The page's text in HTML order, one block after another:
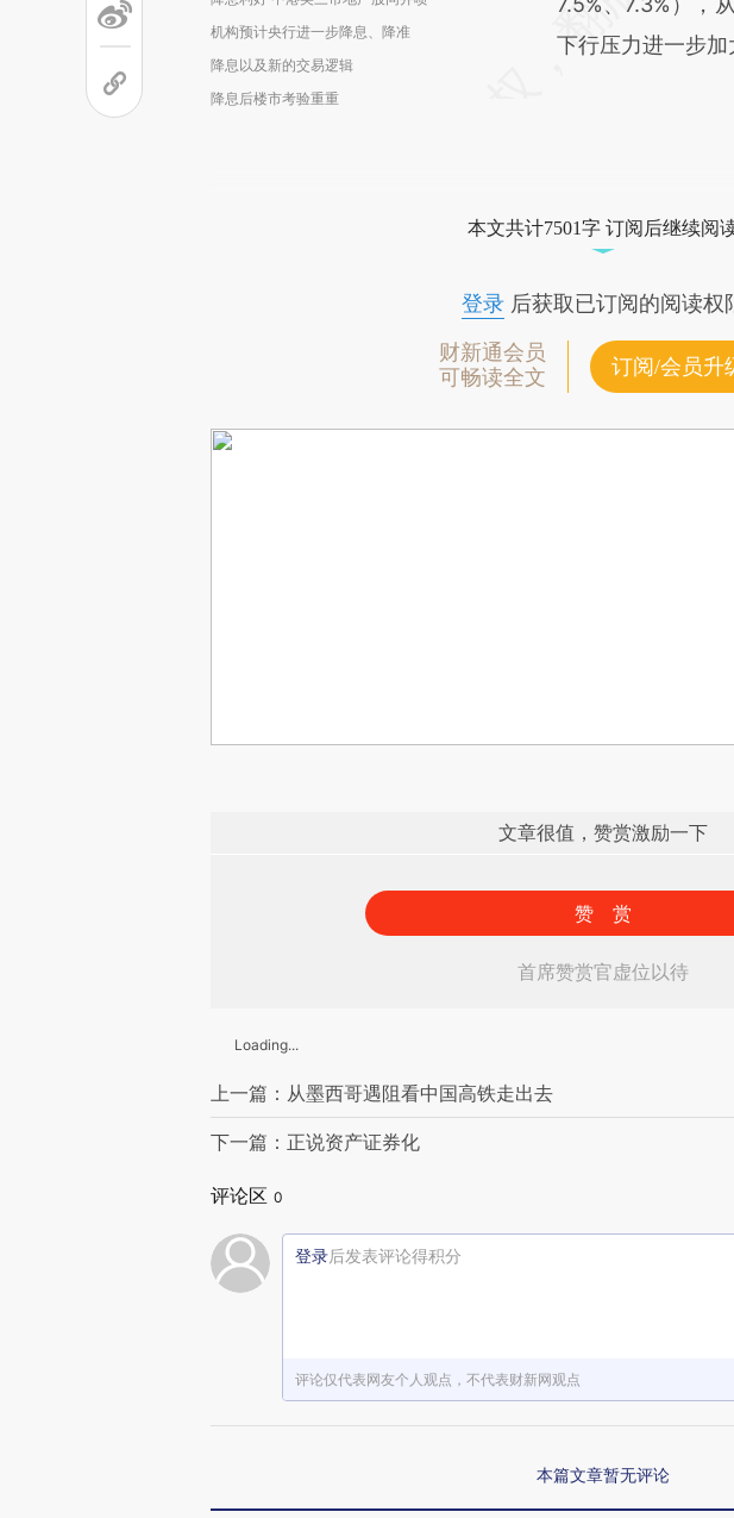
机构预计央行进一步降息、降准
降息以及新的交易逻辑
降息后楼市考验重重
下行压力进一步加
本文共计7501字 订阅后继续阅
登录后获取已订阅的阅读权
财新通会员
可畅读全文
订阅/会员升
文章很值，赞赏激励一下
赞 赏
首席赞赏官虚位以待
Loading...
上一篇：从墨西哥遇阻看中国高铁走出去
下一篇：正说资产证券化
评论区 0
登录后发表评论得积分
评论仅代表网友个人观点，不代表财新网观点
本篇文章暂无评论